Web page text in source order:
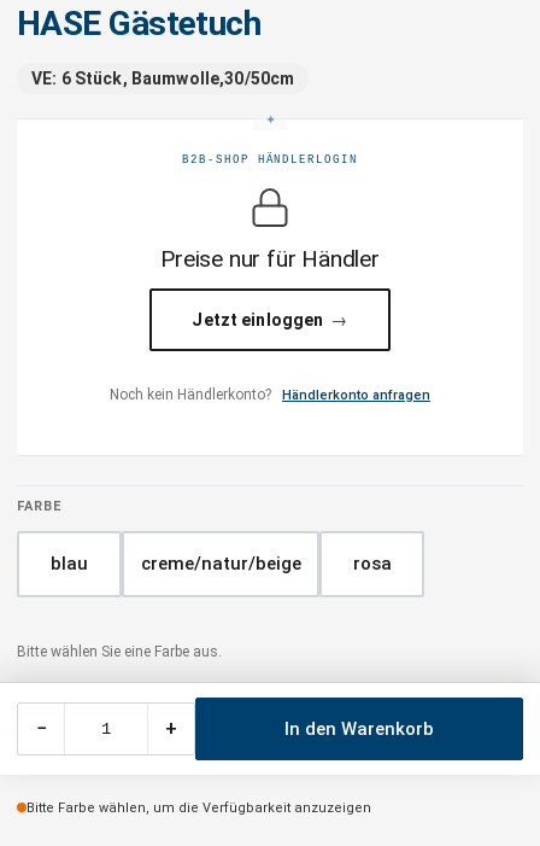
HASE Gästetuch
VE: 6 Stück, Baumwolle,30/50cm
B2B-SHOP HÄNDLERLOGIN
Preise nur für Händler
Jetzt einloggen
Noch kein Händlerkonto? Händlerkonto anfragen
FARBE
blau creme/natur/beige rosa
Bitte wählen Sie eine Farbe aus.
− + In den Warenkorb
Bitte Farbe wählen, um die Verfügbarkeit anzuzeigen